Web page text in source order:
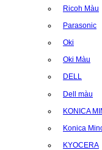
Ricoh Màu
Parasonic
Oki
Oki Màu
DELL
Dell màu
KONICA
Konica
KYOCERA